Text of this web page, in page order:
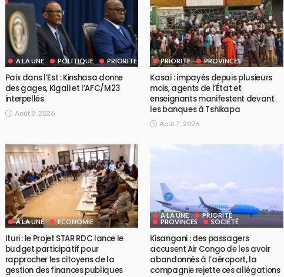
A LA UNE POLITIQUE PRIORITE
Paix dans l’Est : Kinshasa donne
des gages, Kigali et l’AFC/M23
interpellés
Août 8, 2026
PRIORITE PROVINCES
Kasaï : impayés depuis plusieurs
mois, agents de l’État et
enseignants manifestent devant
les banques à Tshikapa
Août 7, 2026
A LA UNE ECONOMIE
Ituri : le Projet STAR RDC lance le
budget participatif pour
rapprocher les citoyens de la
gestion des finances publiques
A LA UNE
PRIORITE
PROVINCES
SOCIÉTÉ
Kisangani : des passagers
accusent Air Congo de les avoir
abandonnés à l’aéroport, la
compagnie rejette ces allégations